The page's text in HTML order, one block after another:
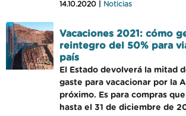
14.10.2020 | Noticias
Vacaciones 2021: cómo
reintegro del 50% para
país
El Estado devolverá la mitad
gaste para vacacionar por la
próximo. Es para compras
hasta el 31 de diciembre de